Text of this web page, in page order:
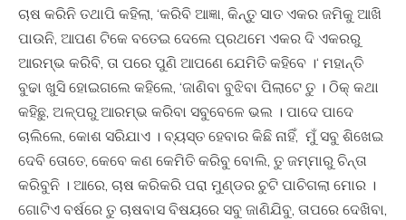
ଚାଷ କରିନି ତଥାପି କହିଲା, ‘କରିବି ଆଜ୍ଞା, କିନ୍ତୁ ସାତ ଏକର ଜମିକୁ ଆଖି
ପାଉନି, ଆପଣ ଟିକେ ବତେଇ ଦେଲେ ପ୍ରଥମେ ଏକର ଦି ଏକରରୁ
ଆରମ୍ଭ କରିବି, ତା ପରେ ପୁଣି ଆପଣେ ଯେମିତି କହିବେ ।‘ ମହାନ୍ତି
ବୁଢା ଖୁସି ହୋଇଗଲେ କହିଲେ, ‘ଜାଣିବା ବୁଝିବା ପିଲାଟେ ତୁ । ଠିକ୍ କଥା
କହିଛୁ, ଅଳ୍ପରୁ ଆରମ୍ଭ କରିବା ସବୁବେଳେ ଭଲ । ପାଦେ ପାଦେ
ଚାଲିଲେ, କୋଶ ସରିଯାଏ । ବ୍ୟସ୍ତ ହେବାର କିଛି ନାହିଁ, ମୁଁ ସବୁ ଶିଖେଇ
ଦେବି ତୋତେ, କେବେ କଣ କେମିତି କରିବୁ ବୋଲି, ତୁ ଜମ୍ମାରୁ ଚିନ୍ତା
କରିବୁନି । ଆରେ, ଚାଷ କରିକରି ପରା ମୁଣ୍ଡର ଚୁଟି ପାଚିଗଲା ମୋର ।
ଗୋଟିଏ ବର୍ଷରେ ତୁ ଚାଷବାସ ବିଷୟରେ ସବୁ ଜାଣିଯିବୁ, ତାପରେ ଦେଖିବା,